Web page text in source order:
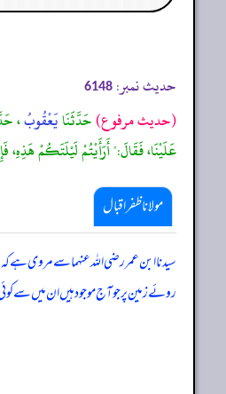
حدیث نمبر: 6148
(حديث مرفوع)حَدَّثَنَايَعْقُوبُ،
عَلَيْنَا، فَقَالَ:" أَرَأَيْتُمْ لَيْلَتَكُمْ
مولانا ظفر اقبال
سیدنا ابن عمر رضی اللہ عنہما سے مروی ہے
روئے زمین پر جو آج موجود ہیں ان میں سے کوئی